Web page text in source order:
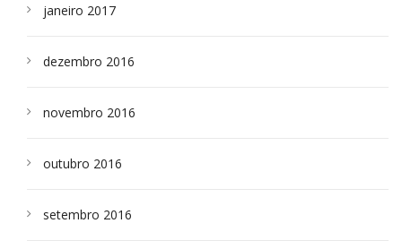
janeiro 2017
dezembro 2016
novembro 2016
outubro 2016
setembro 2016